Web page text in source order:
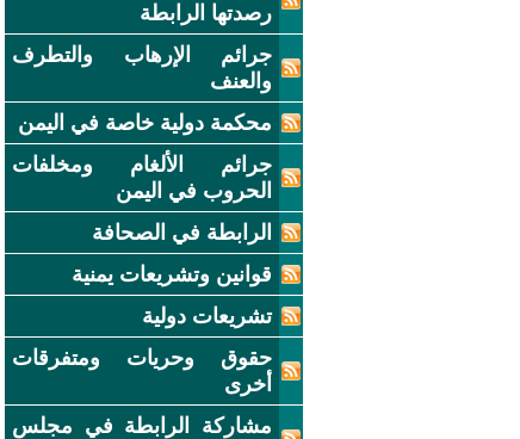
رصدتها الرابطة
جرائم الإرهاب والتطرف
والعنف
محكمة دولية خاصة في اليمن
جرائم الألغام ومخلفات
الحروب في اليمن
الرابطة في الصحافة
قوانين وتشريعات يمنية
تشريعات دولية
حقوق وحريات ومتفرقات
أخرى
مشاركة الرابطة في مجلس